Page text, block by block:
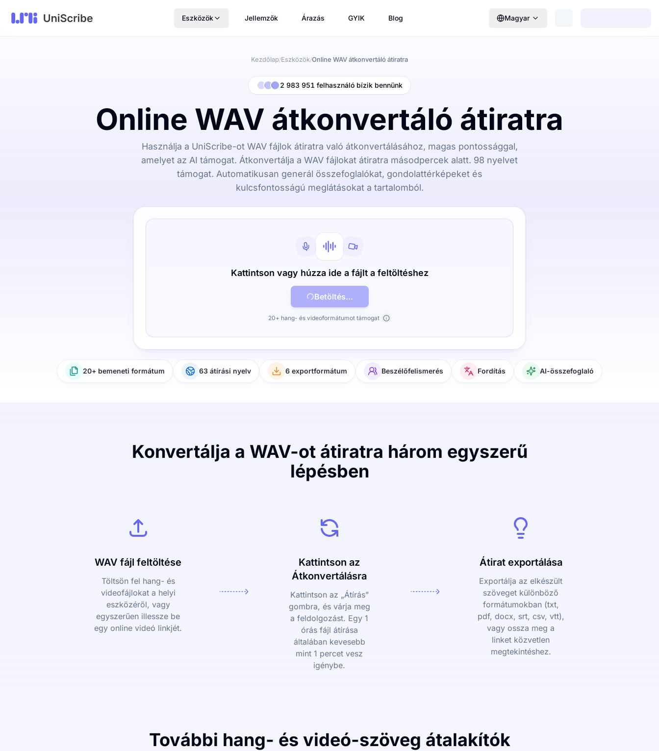
Eszközök Jellemzők Árazás GYIK Blog Magyar
Kezdőlap/Eszközök/Online WAV átkonvertáló átiratra
2 983 951 felhasználó bízik bennünk
Online WAV átkonvertáló átiratra
Használja a UniScribe-ot WAV fájlok átiratra való átkonvertálásához, magas pontossággal,
amelyet az AI támogat. Átkonvertálja a WAV fájlokat átiratra másodpercek alatt. 98 nyelvet
támogat. Automatikusan generál összefoglalókat, gondolattérképeket és
kulcsfontosságú meglátásokat a tartalomból.
Kattintson vagy húzza ide a fájlt a feltöltéshez
Betöltés...
20+ hang- és videoformátumot támogat
20+ bemeneti formátum 63 átírási nyelv 6 exportformátum Beszélőfelismerés Fordítás AI-összefoglaló
Konvertálja a WAV-ot átiratra három egyszerű
lépésben
WAV fájl feltöltése
Töltsön fel hang- és
videofájlokat a helyi
eszközéről, vagy
egyszerűen illessze be
egy online videó linkjét.
Kattintson az
Átkonvertálásra
Kattintson az „Átírás”
gombra, és várja meg
a feldolgozást. Egy 1
órás fájl átírása
általában kevesebb
mint 1 percet vesz
igénybe.
Átirat exportálása
Exportálja az elkészült
szöveget különböző
formátumokban (txt,
pdf, docx, srt, csv, vtt),
vagy ossza meg a
linket közvetlen
megtekintéshez.
További hang- és videó-szöveg átalakítók